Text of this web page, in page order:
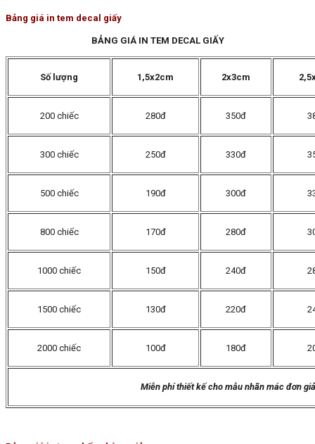
Bảng giá in tem decal giấy
BẢNG GIÁ IN TEM DECAL GIẤY
Số lượng 1,5x2cm 2x3cm
200 chiếc 280đ 350đ
300 chiếc 250đ 330đ
500 chiếc 190đ 300đ
800 chiếc 170đ 280đ
1000 chiếc 150đ 240đ
1500 chiếc 130đ 220đ
2000 chiếc 100đ 180đ
Miễn phí thiết kế cho mẫu nhãn mác đơn